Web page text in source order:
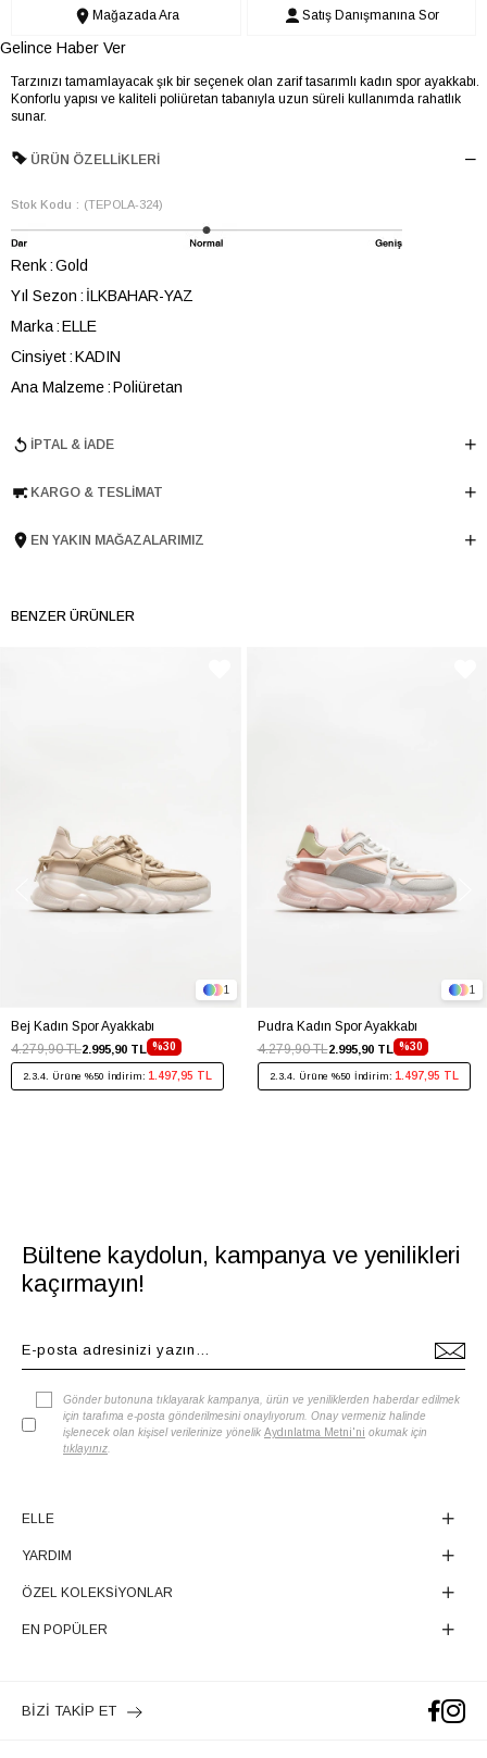
Mağazada Ara Satış Danışmanına Sor
Gelince Haber Ver
Tarzınızı tamamlayacak şık bir seçenek olan zarif tasarımlı kadın spor ayakkabı.
Konforlu yapısı ve kaliteli poliüretan tabanıyla uzun süreli kullanımda rahatlık
sunar.
ÜRÜN ÖZELLIKLERI
Stok Kodu (TEPOLA-324)
Renk Gold
Yıl Sezon
İLKBAHAR-YAZ
Marka ELLE
Cinsiyet KADIN
Ana Malzeme Poliüretan
Topuk Boyu 5 cm
Taban Yüksekliği 5 cm
İPTAL & İADE
KARGO & TESLIMAT
EN YAKIN MAĞAZALARIMIZ
BENZER ÜRÜNLER
Bej Kadın Spor Ayakkabı
%30
2.995,90 TL
4.279,90 TL
2.3.4. Ürüne %50 İndirim: 1.497,95 TL
1
Pudra Kadın Spor Ayakkabı
%30
2.995,90 TL
4.279,90 TL
2.3.4. Ürüne %50 İndirim: 1.497,95 TL
1
Bültene kaydolun, kampanya ve yenilikleri
kaçırmayın!
Gönder butonuna tıklayarak kampanya, ürün ve yeniliklerden haberdar edilmek
için tarafıma e-posta gönderilmesini onaylıyorum. Onay vermeniz halinde
işlenecek olan kişisel verilerinize yönelik Aydınlatma Metni'ni okumak için
tıklayınız
ELLE
YARDIM
ÖZEL KOLEKSİYONLAR
EN POPÜLER
BİZİ TAKİP ET